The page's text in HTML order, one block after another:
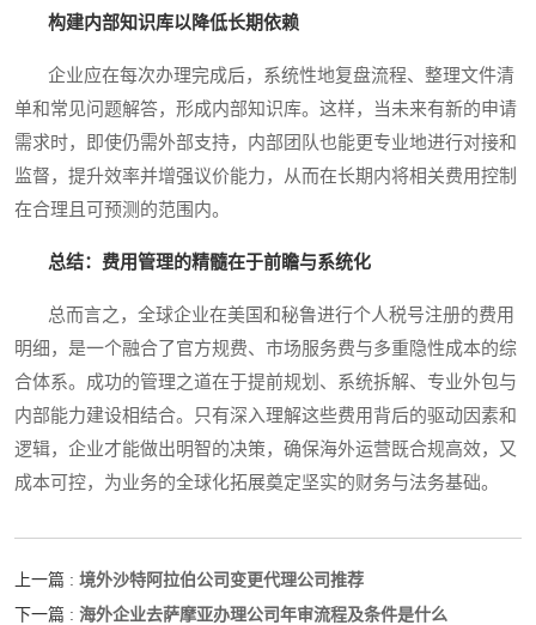
构建内部知识库以降低长期依赖
企业应在每次办理完成后，系统性地复盘流程、整理文件清
单和常见问题解答，形成内部知识库。这样，当未来有新的申请
需求时，即使仍需外部支持，内部团队也能更专业地进行对接和
监督，提升效率并增强议价能力，从而在长期内将相关费用控制
在合理且可预测的范围内。
总结：费用管理的精髓在于前瞻与系统化
总而言之，全球企业在美国和秘鲁进行个人税号注册的费用
明细，是一个融合了官方规费、市场服务费与多重隐性成本的综
合体系。成功的管理之道在于提前规划、系统拆解、专业外包与
内部能力建设相结合。只有深入理解这些费用背后的驱动因素和
逻辑，企业才能做出明智的决策，确保海外运营既合规高效，又
成本可控，为业务的全球化拓展奠定坚实的财务与法务基础。
上一篇 : 境外沙特阿拉伯公司变更代理公司推荐
下一篇 : 海外企业去萨摩亚办理公司年审流程及条件是什么